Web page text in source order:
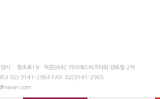
시 청초로19
덕은DMC 아이에스비즈타워 센트럴 2차
02) 3141-2954 FAX. 02)3141-2955